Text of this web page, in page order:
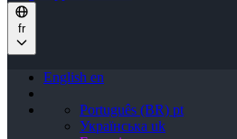
fr
English en
Português (BR) pt
Українська uk